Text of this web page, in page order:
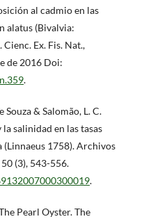
al cadmio en las
alatus (Bivalvia:
Ex. Fis. Nat.,
de 2016 Doi:
.
Souza & Salomão, L. C.
salinidad en las tasas
1758). Archivos
(3), 543-556.
.
Pearl Oyster. The